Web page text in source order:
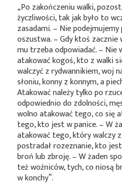
„Po zakończeniu walki,
życzliwości, tak jak było to
zasadami. – Nie
oszustwa. – Gdy ktoś zacznie
mu trzeba odpowiadać. – Nie
atakować kogoś, kto z walki
walczyć z rydwannikiem, woj
słoniu, konny z konnym, a
Atakować należy tylko po
odpowiednio do zdolności,
wolno atakować tego, co się
tego, kto jest w panice. – W
atakować tego, który walczy
postradał rozeznanie, kto
broń lub zbroję. – W żaden
też woźniców, tych, co niosą
w konchy”.